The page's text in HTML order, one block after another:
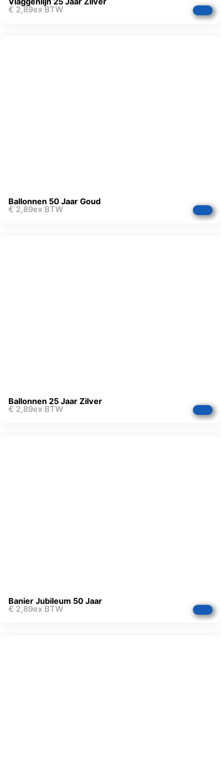
€ 2,89ex BTW
Ballonnen 50 Jaar Goud
€ 2,89ex BTW
Ballonnen 25 Jaar Zilver
€ 2,89ex BTW
Banier Jubileum 50 Jaar
€ 2,89ex BTW